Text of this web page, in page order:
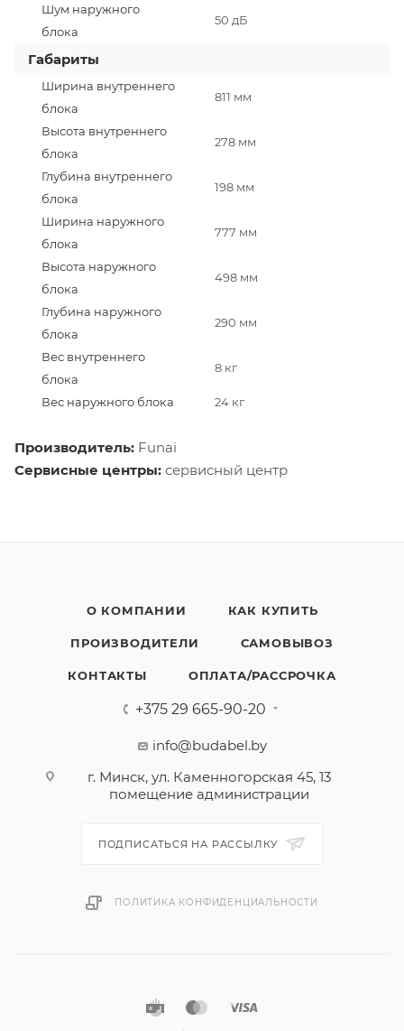
Шум наружного
блока
50 дБ
Габариты
Ширина внутреннего
блока
811 мм
Высота внутреннего
блока
278 мм
Глубина внутреннего
блока
198 мм
Ширина наружного
блока
777 мм
Высота наружного
блока
498 мм
Глубина наружного
блока
290 мм
Вес внутреннего
блока
8 кг
Вес наружного блока 24 кг
Производитель: Funai
Сервисные центры: сервисный центр
О КОМПАНИИ КАК КУПИТЬ
ПРОИЗВОДИТЕЛИ САМОВЫВОЗ
КОНТАКТЫ ОПЛАТА/РАССРОЧКА
+375 29 665-90-20
info@budabel.by
г. Минск, ул. Каменногорская 45, 13
помещение администрации
ПОДПИСАТЬСЯ НА РАССЫЛКУ
ПОЛИТИКА КОНФИДЕНЦИАЛЬНОСТИ